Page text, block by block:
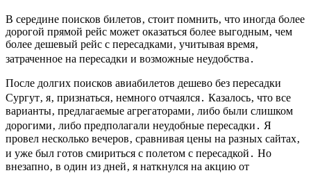
В середине поисков билетов‚ стоит помнить‚ что иногда более
дорогой прямой рейс может оказаться более выгодным‚ чем
более дешевый рейс с пересадками‚ учитывая время‚
затраченное на пересадки и возможные неудобства․
После долгих поисков авиабилетов дешево без пересадки
Сургут‚ я‚ признаться‚ немного отчаялся․ Казалось‚ что все
варианты‚ предлагаемые агрегаторами‚ либо были слишком
дорогими‚ либо предполагали неудобные пересадки․ Я
провел несколько вечеров‚ сравнивая цены на разных сайтах‚
и уже был готов смириться с полетом с пересадкой․ Но
внезапно‚ в один из дней‚ я наткнулся на акцию от